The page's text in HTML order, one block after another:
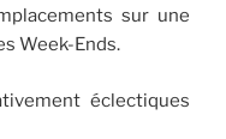
sur une
Week-Ends.
éclectiques